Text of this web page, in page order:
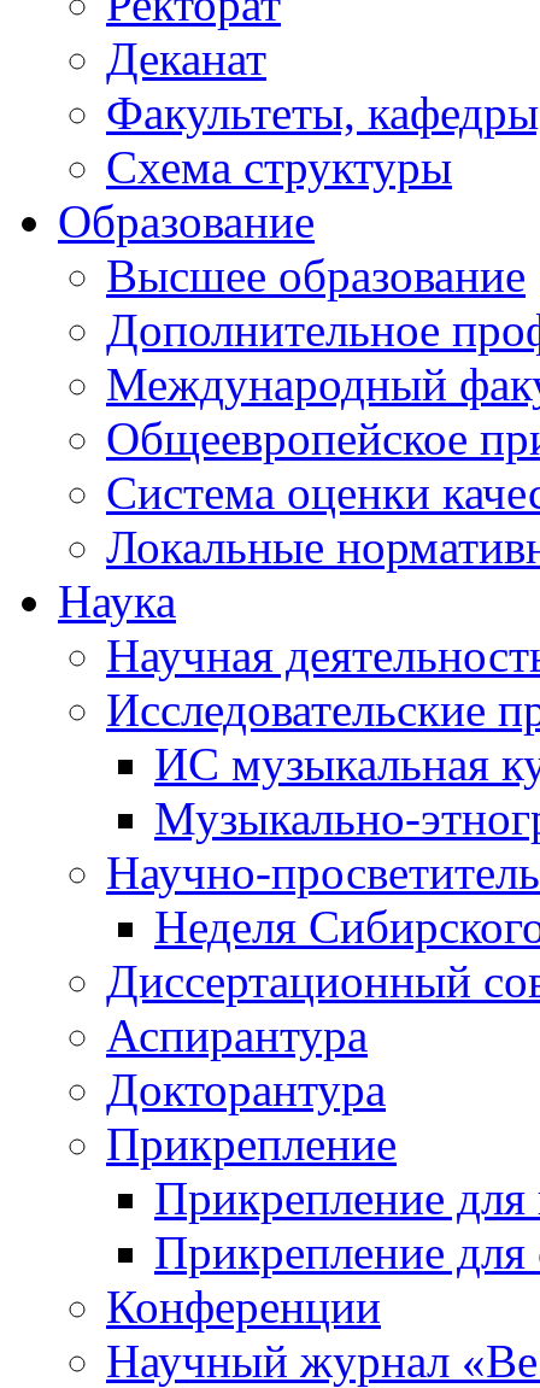
Деканат
Факультеты,
Схема структуры
Образование
Высшее образование
Дополнительное
Международный
Общеевропейское
Система оценки
Локальные
Наука
Научная
Исследовательские
ИС музыкальная
Музыкально-
Научно-
Неделя
Диссертационный
Аспирантура
Докторантура
Прикрепление
Прикрепление для
Прикрепление для
Конференции
Научный журнал